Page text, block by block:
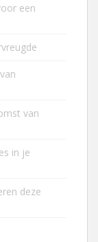
een
van
in je
deze